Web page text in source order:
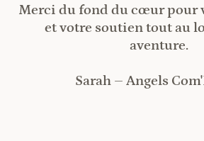
Merci du fond du cœur pour
et votre soutien tout au
aventure.
Sarah – Angels